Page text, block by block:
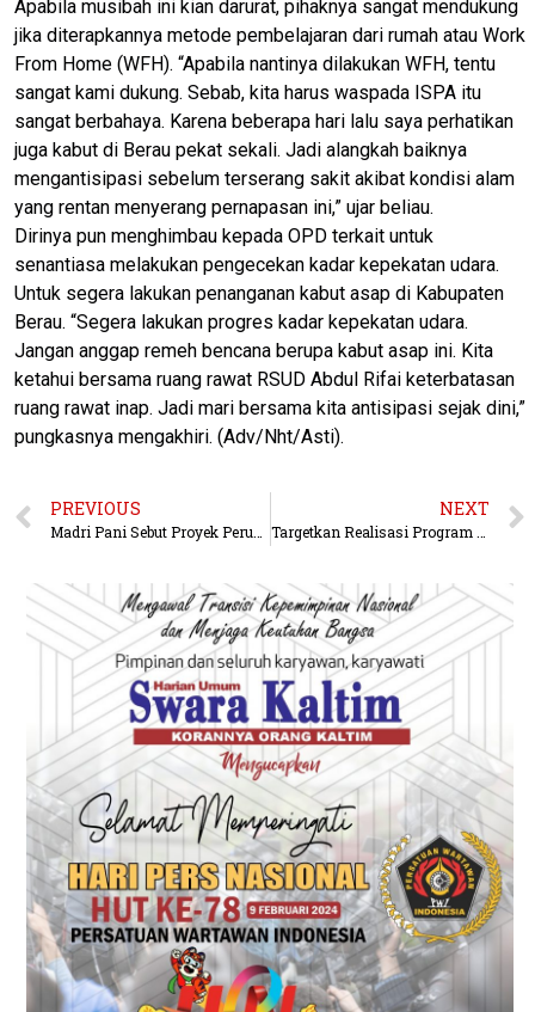
Apabila musibah ini kian darurat, pihaknya sangat mendukung
jika diterapkannya metode pembelajaran dari rumah atau Work
From Home (WFH). “Apabila nantinya dilakukan WFH, tentu
sangat kami dukung. Sebab, kita harus waspada ISPA itu
sangat berbahaya. Karena beberapa hari lalu saya perhatikan
juga kabut di Berau pekat sekali. Jadi alangkah baiknya
mengantisipasi sebelum terserang sakit akibat kondisi alam
yang rentan menyerang pernapasan ini,” ujar beliau.
Dirinya pun menghimbau kepada OPD terkait untuk
senantiasa melakukan pengecekan kadar kepekatan udara.
Untuk segera lakukan penanganan kabut asap di Kabupaten
Berau. “Segera lakukan progres kadar kepekatan udara.
Jangan anggap remeh bencana berupa kabut asap ini. Kita
ketahui bersama ruang rawat RSUD Abdul Rifai keterbatasan
ruang rawat inap. Jadi mari bersama kita antisipasi sejak dini,”
pungkasnya mengakhiri. (Adv/Nht/Asti).
PREVIOUS
Madri Pani Sebut Proyek Perubahan Gitar Bergeol Ide Cemerlang
NEXT
Targetkan Realisasi Program 25 Ribu Nelayan Produktif di Tahun 2023